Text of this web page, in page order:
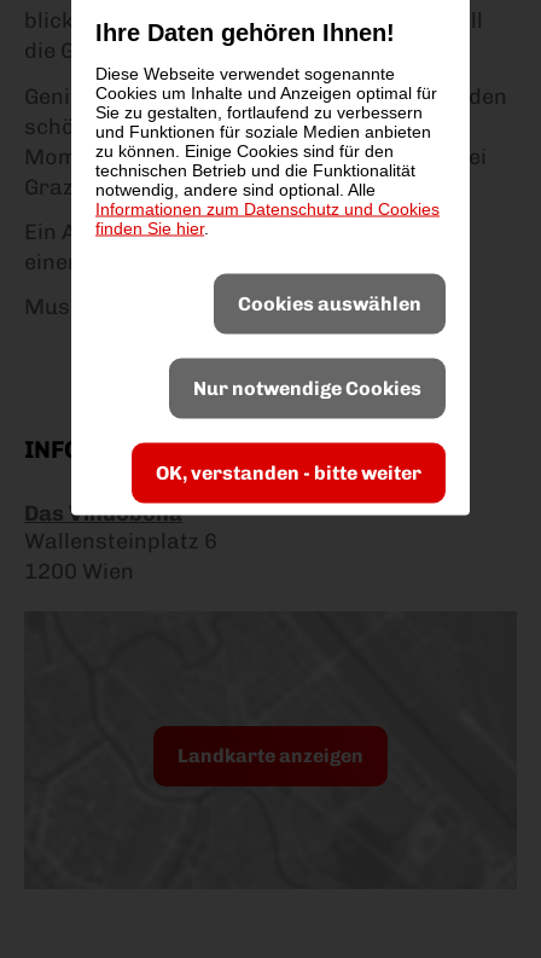
Ihre Daten gehören Ihnen!
Diese Webseite verwendet sogenannte
Cookies um Inhalte und Anzeigen optimal für
Sie zu gestalten, fortlaufend zu verbessern
und Funktionen für soziale Medien anbieten
zu können. Einige Cookies sind für den
technischen Betrieb und die Funktionalität
notwendig, andere sind optional. Alle
Informationen zum Datenschutz und Cookies
finden Sie hier.
Cookies auswählen
Nur notwendige Cookies
OK, verstanden - bitte weiter
blickt in die Zukunft und feiert aber liebevoll
die Gegenwart.
Genießen sie dieses einmalige Erlebnis mit den
schönsten Liedern, den gefühlvollsten
Momenten und den lustigsten Anekdoten bei
Grazias ganz persönlichem „10iversary“.
Ein Abend mit vielen Überraschungen und
einer starken Botschaft: Vielfalt ist Kraft!
Musikalische Leitung: Andreas Brencic
INFOS ZUM VERANSTALTUNGSORT
Das Vindobona
Wallensteinplatz 6
1200 Wien
Landkarte anzeigen